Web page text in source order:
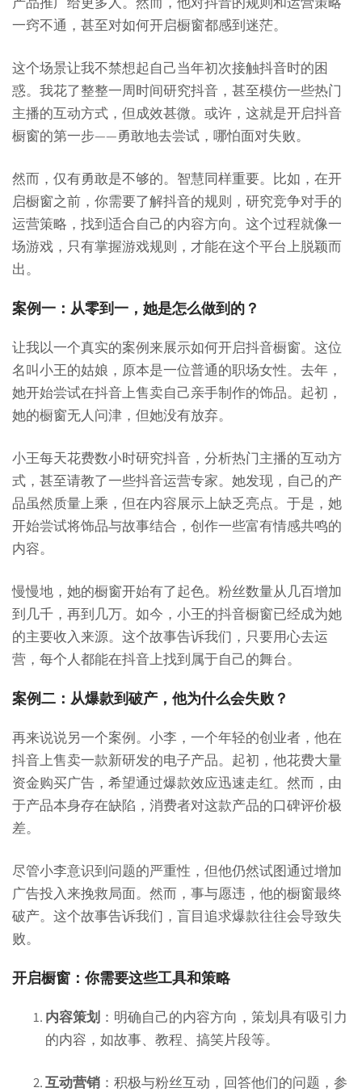
一窍不通，甚至对如何开启橱窗都感到迷茫。
这个场景让我不禁想起自己当年初次接触抖音时的困
惑。我花了整整一周时间研究抖音，甚至模仿一些热门
主播的互动方式，但成效甚微。或许，这就是开启抖音
橱窗的第一步——勇敢地去尝试，哪怕面对失败。
然而，仅有勇敢是不够的。智慧同样重要。比如，在开
启橱窗之前，你需要了解抖音的规则，研究竞争对手的
运营策略，找到适合自己的内容方向。这个过程就像一
场游戏，只有掌握游戏规则，才能在这个平台上脱颖而
出。
案例一：从零到一，她是怎么做到的？
让我以一个真实的案例来展示如何开启抖音橱窗。这位
名叫小王的姑娘，原本是一位普通的职场女性。去年，
她开始尝试在抖音上售卖自己亲手制作的饰品。起初，
她的橱窗无人问津，但她没有放弃。
小王每天花费数小时研究抖音，分析热门主播的互动方
式，甚至请教了一些抖音运营专家。她发现，自己的产
品虽然质量上乘，但在内容展示上缺乏亮点。于是，她
开始尝试将饰品与故事结合，创作一些富有情感共鸣的
内容。
慢慢地，她的橱窗开始有了起色。粉丝数量从几百增加
到几千，再到几万。如今，小王的抖音橱窗已经成为她
的主要收入来源。这个故事告诉我们，只要用心去运
营，每个人都能在抖音上找到属于自己的舞台。
案例二：从爆款到破产，他为什么会失败？
再来说说另一个案例。小李，一个年轻的创业者，他在
抖音上售卖一款新研发的电子产品。起初，他花费大量
资金购买广告，希望通过爆款效应迅速走红。然而，由
于产品本身存在缺陷，消费者对这款产品的口碑评价极
差。
尽管小李意识到问题的严重性，但他仍然试图通过增加
广告投入来挽救局面。然而，事与愿违，他的橱窗最终
破产。这个故事告诉我们，盲目追求爆款往往会导致失
败。
开启橱窗：你需要这些工具和策略
内容策划 ：明确自己的内容方向，策划具有吸引力
的内容，如故事、教程、搞笑片段等。
互动营销：积极与粉丝互动，回答他们的问题，参